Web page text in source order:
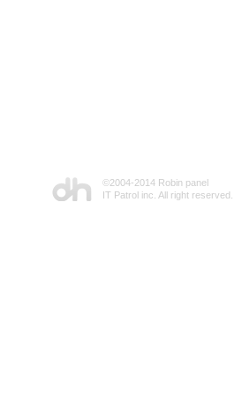
©2004-2014 Robin panel
IT Patrol inc. All right reserved.